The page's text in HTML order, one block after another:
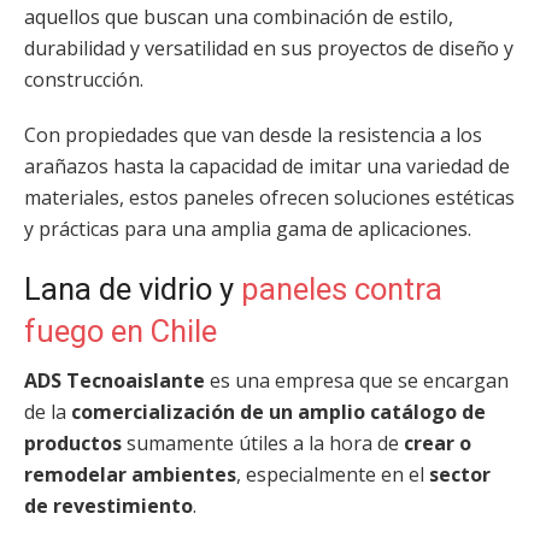
aquellos que buscan una combinación de estilo,
durabilidad y versatilidad en sus proyectos de diseño y
construcción.
Con propiedades que van desde la resistencia a los
arañazos hasta la capacidad de imitar una variedad de
materiales, estos paneles ofrecen soluciones estéticas
y prácticas para una amplia gama de aplicaciones.
Lana de vidrio y paneles contra
fuego en Chile
ADS Tecnoaislante es una empresa que se encargan
de la comercialización de un amplio catálogo de
productossumamente útiles a la hora de crear o
remodelar ambientes, especialmente en el sector
de revestimiento.